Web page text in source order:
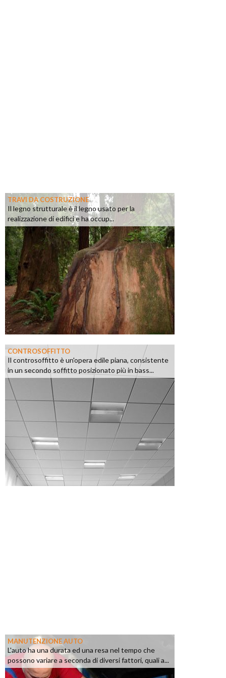
TRAVI DA COSTRUZIONE
Il legno strutturale è il legno usato per la
realizzazione di edifici e ha occup...
CONTROSOFFITTO
Il controsoffitto è un'opera edile piana, consistente
in un secondo soffitto posizionato più in bass...
MANUTENZIONE AUTO
L'auto ha una durata ed una resa nel tempo che
possono variare a seconda di diversi fattori, quali a...